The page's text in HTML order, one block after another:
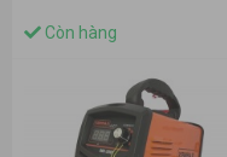
Còn hàng